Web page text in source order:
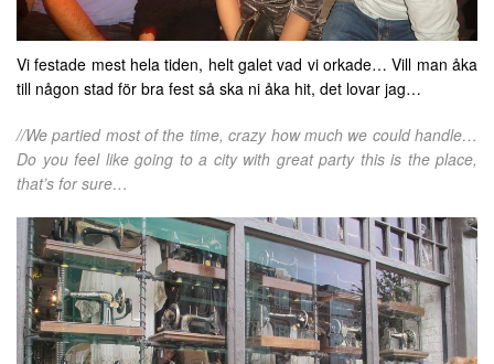
Vi festade mest hela tiden, helt galet vad vi orkade… Vill man åka
till någon stad för bra fest så ska ni åka hit, det lovar jag…
//We partied most of the time, crazy how much we could handle…
Do you feel like going to a city with great party this is the place,
that’s for sure…